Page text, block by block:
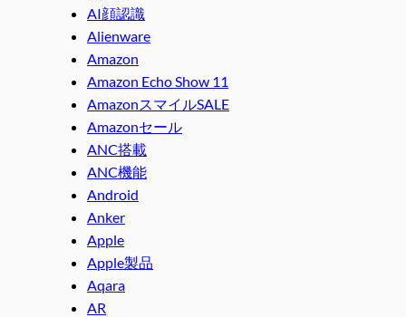
AI顔認識
Alienware
Amazon
Amazon Echo Show 11
AmazonスマイルSALE
Amazonセール
ANC搭載
ANC機能
Android
Anker
Apple
Apple製品
Aqara
AR